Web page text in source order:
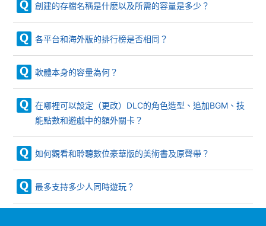
創建的存檔名稱是什麽以及所需的容量是多少？
各平台和海外版的排行榜是否相同？
軟體本身的容量為何？
在哪裡可以設定（更改）DLC的角色造型、追加BGM、技
能點數和遊戲中的額外關卡？
如何觀看和聆聽數位豪華版的美術書及原聲帶？
最多支持多少人同時遊玩？